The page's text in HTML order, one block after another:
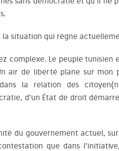
situation qui règne
complexe. Le peuple tunisien
air de liberté plane sur mon
la relation des
d’un État de droit
du gouvernement actuel,
que dans